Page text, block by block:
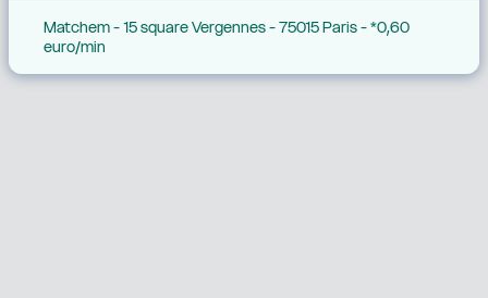
Matchem - 15 square Vergennes - 75015 Paris - *0,60
euro/min